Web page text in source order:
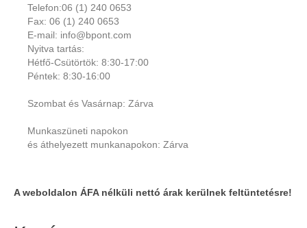
Telefon:06 (1) 240 0653
Fax: 06 (1) 240 0653
E-mail: info@bpont.com
Nyitva tartás:
Hétfő-Csütörtök: 8:30-17:00
Péntek: 8:30-16:00
Szombat és Vasárnap: Zárva
Munkaszüneti napokon
és áthelyezett munkanapokon: Zárva
A weboldalon ÁFA nélküli nettó árak kerülnek feltüntetésre!